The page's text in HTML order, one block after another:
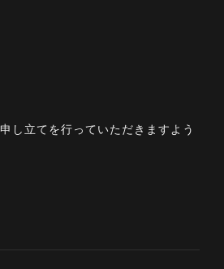
し立てを行っていただきますよう